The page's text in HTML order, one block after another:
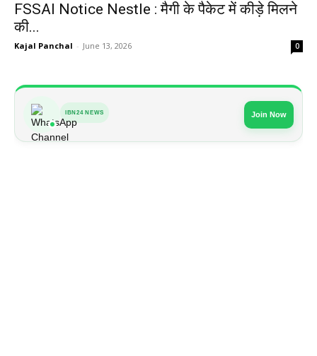
FSSAI Notice Nestle : मैगी के पैकेट में कीड़े मिलने
की...
Kajal Panchal - June 13, 2026 0
IBN24 NEWS Join Now